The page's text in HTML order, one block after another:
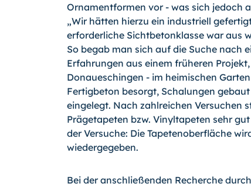
Ornamentformen vor - was sich jedoch
„Wir hätten hierzu ein industriell
erforderliche Sichtbetonklasse war aus
So begab man sich auf die Suche nach
Erfahrungen aus einem früheren
Donaueschingen - im heimischen
Fertigbeton besorgt, Schalun­gen
eingelegt. Nach zahlrei­chen Versuchen
Prägetapeten bzw. Vinyltapeten sehr
der Ver­suche: Die Tapetenoberfläche
wiedergegeben.
Bei der anschließenden Recherche